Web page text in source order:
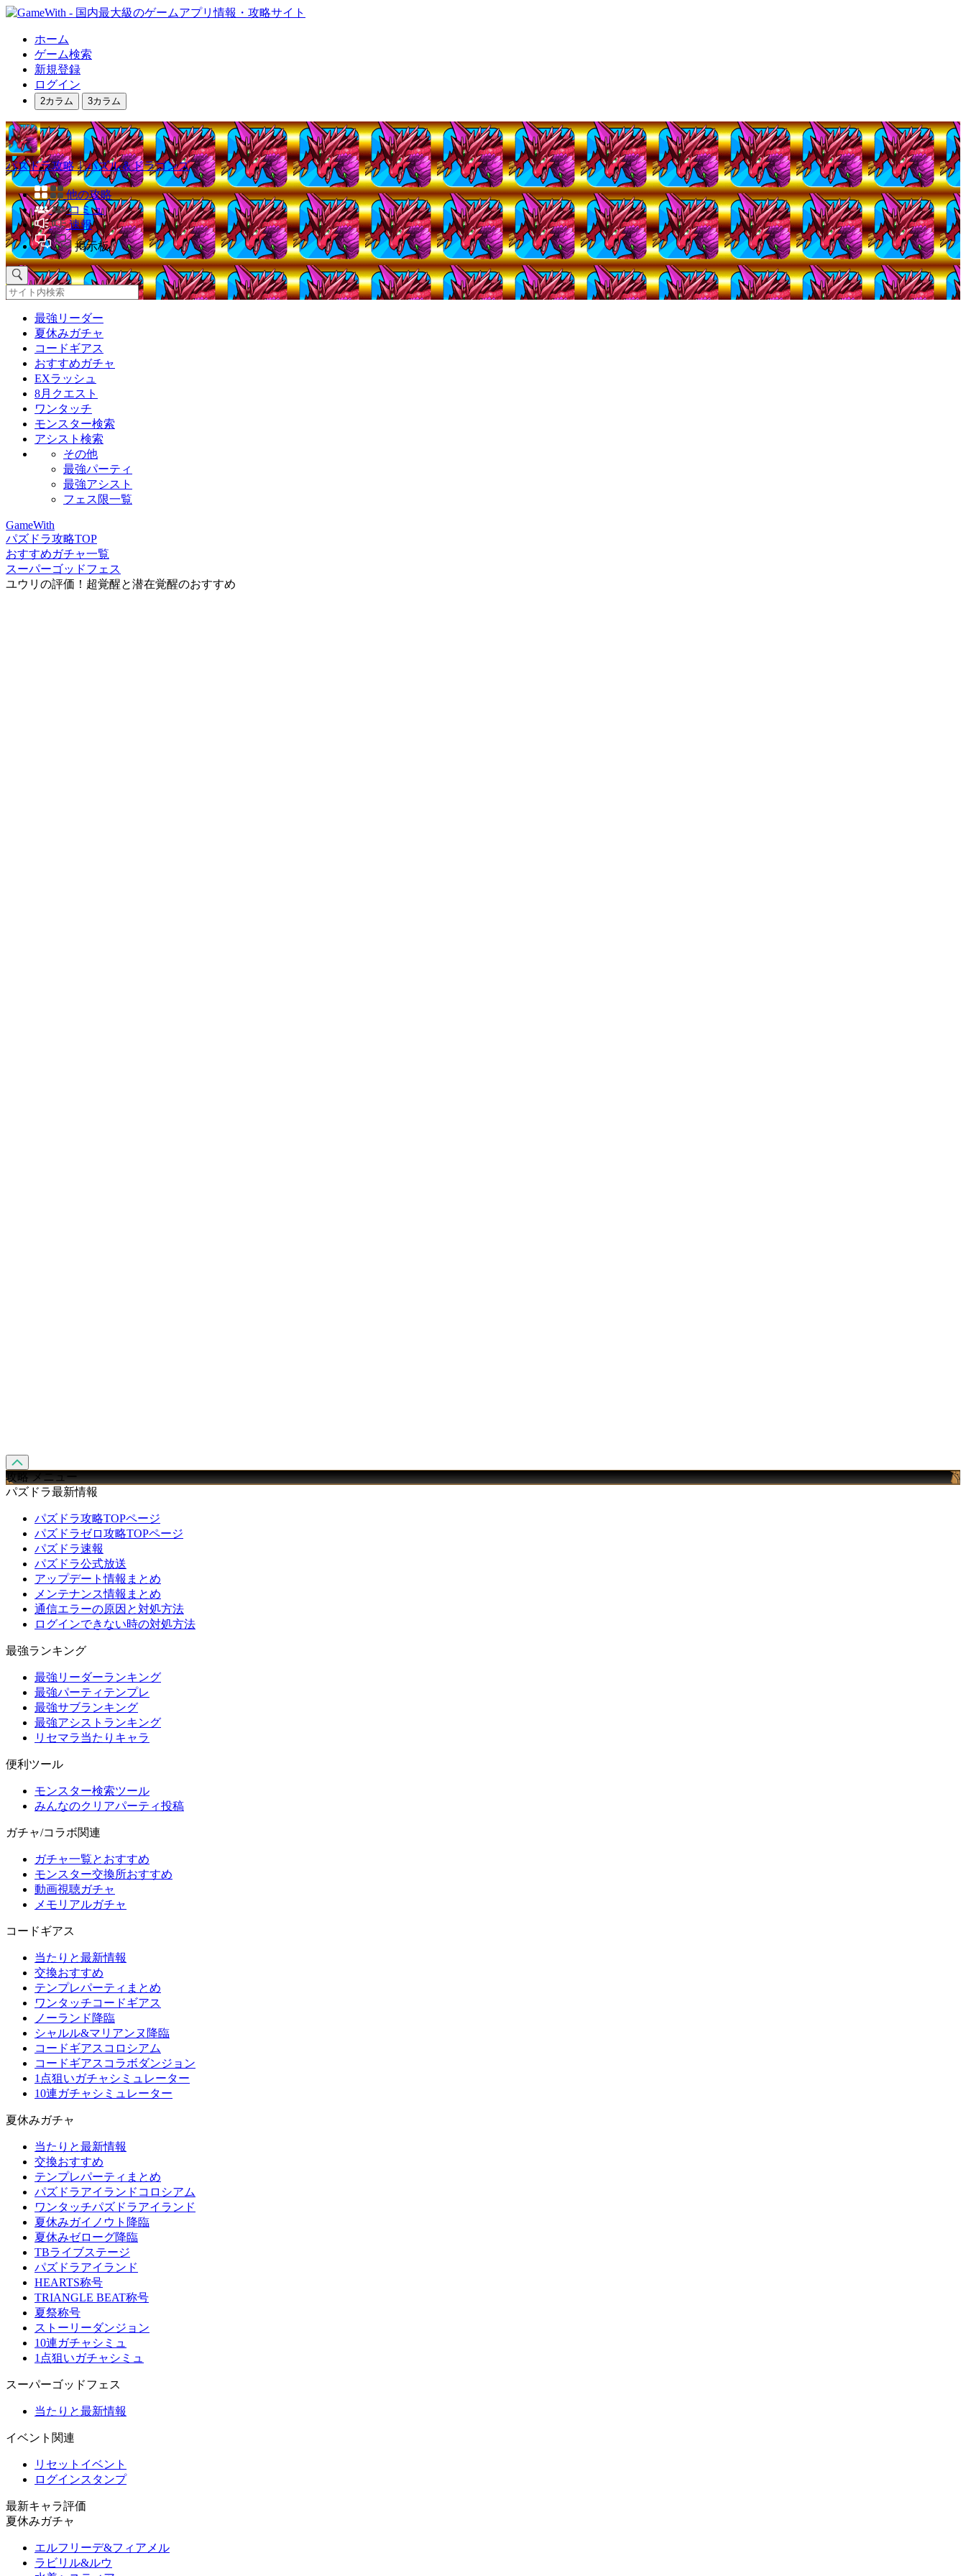
ホーム
ゲーム検索
新規登録
ログイン
2カラム 3カラム
パズドラ攻略｜パズル＆ドラゴンズ
他の攻略
コミュ
速報
掲示板
最強リーダー
夏休みガチャ
コードギアス
おすすめガチャ
EXラッシュ
8月クエスト
ワンタッチ
モンスター検索
アシスト検索
その他
最強パーティ
最強アシスト
フェス限一覧
GameWith
パズドラ攻略TOP
おすすめガチャ一覧
スーパーゴッドフェス
ユウリの評価！超覚醒と潜在覚醒のおすすめ
攻略 メニュー
パズドラ最新情報
パズドラ攻略TOPページ
パズドラゼロ攻略TOPページ
パズドラ速報
パズドラ公式放送
アップデート情報まとめ
メンテナンス情報まとめ
通信エラーの原因と対処方法
ログインできない時の対処方法
最強ランキング
最強リーダーランキング
最強パーティテンプレ
最強サブランキング
最強アシストランキング
リセマラ当たりキャラ
便利ツール
モンスター検索ツール
みんなのクリアパーティ投稿
ガチャ/コラボ関連
ガチャ一覧とおすすめ
モンスター交換所おすすめ
動画視聴ガチャ
メモリアルガチャ
コードギアス
当たりと最新情報
交換おすすめ
テンプレパーティまとめ
ワンタッチコードギアス
ノーランド降臨
シャルル&マリアンヌ降臨
コードギアスコロシアム
コードギアスコラボダンジョン
1点狙いガチャシミュレーター
10連ガチャシミュレーター
夏休みガチャ
当たりと最新情報
交換おすすめ
テンプレパーティまとめ
パズドラアイランドコロシアム
ワンタッチパズドラアイランド
夏休みガイノウト降臨
夏休みゼローグ降臨
TBライブステージ
パズドラアイランド
HEARTS称号
TRIANGLE BEAT称号
夏祭称号
ストーリーダンジョン
10連ガチャシミュ
1点狙いガチャシミュ
スーパーゴッドフェス
当たりと最新情報
イベント関連
リセットイベント
ログインスタンプ
最新キャラ評価
夏休みガチャ
エルフリーデ&フィアメル
ラビリル&ルウ